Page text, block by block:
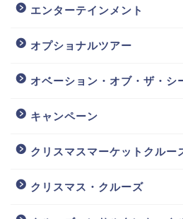
エンターテインメント
オプショナルツアー
オベーション・オブ・ザ・シ
キャンペーン
クリスマスマーケットクルー
クリスマス・クルーズ